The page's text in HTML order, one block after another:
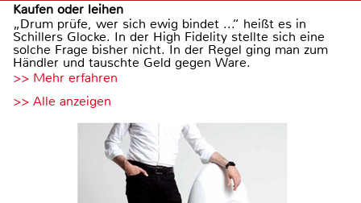
Kaufen oder leihen
„Drum prüfe, wer sich ewig bindet ...“ heißt es in
Schillers Glocke. In der High Fidelity stellte sich eine
solche Frage bisher nicht. In der Regel ging man zum
Händler und tauschte Geld gegen Ware.
>> Mehr erfahren
>> Alle anzeigen